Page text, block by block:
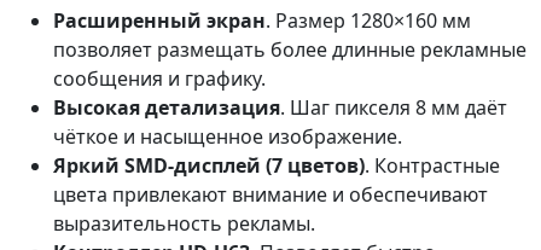
Расширенный экран. Размер 1280×160 мм
позволяет размещать более длинные рекламные
сообщения и графику.
Высокая детализация. Шаг пикселя 8 мм даёт
чёткое и насыщенное изображение.
Яркий SMD-дисплей (7 цветов). Контрастные
цвета привлекают внимание и обеспечивают
выразительность рекламы.